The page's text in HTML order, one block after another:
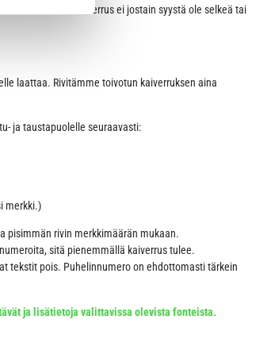
toivomasi kaiverrus ei jostain syystä ole selkeä tai
laattaa. Rivitämme toivotun kaiverruksen aina
ja taustapuolelle seuraavasti:
merkki.)
pisimmän rivin merkkimäärän mukaan.
sitä pienemmällä kaiverrus tulee.
tekstit pois. Puhelinnumero on ehdottomasti tärkein
ja lisätietoja valittavissa olevista fonteista.